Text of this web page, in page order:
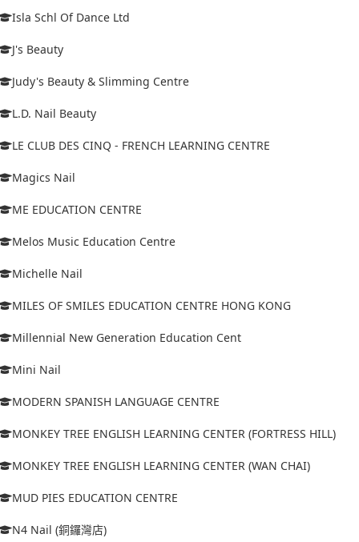
Isla Schl Of Dance Ltd
J's Beauty
Judy's Beauty & Slimming Centre
L.D. Nail Beauty
LE CLUB DES CINQ - FRENCH LEARNING CENTRE
Magics Nail
ME EDUCATION CENTRE
Melos Music Education Centre
Michelle Nail
MILES OF SMILES EDUCATION CENTRE HONG KONG
Millennial New Generation Education Cent
Mini Nail
MODERN SPANISH LANGUAGE CENTRE
MONKEY TREE ENGLISH LEARNING CENTER (FORTRESS HILL)
MONKEY TREE ENGLISH LEARNING CENTER (WAN CHAI)
MUD PIES EDUCATION CENTRE
N4 Nail (銅鑼灣店)